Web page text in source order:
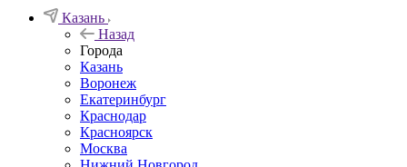
Казань
Назад
Города
Казань
Воронеж
Екатеринбург
Краснодар
Красноярск
Москва